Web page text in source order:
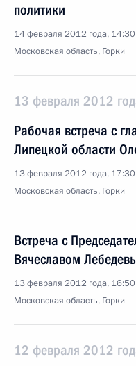
политики
14 февраля 2012 года, 14:30
Московская область, Горки
13 февраля 2012
Рабочая встреча с
Липецкой области
13 февраля 2012 года, 17:30
Московская область, Горки
Встреча с
Вячеславом
13 февраля 2012 года, 16:50
Московская область, Горки
12 февраля 2012